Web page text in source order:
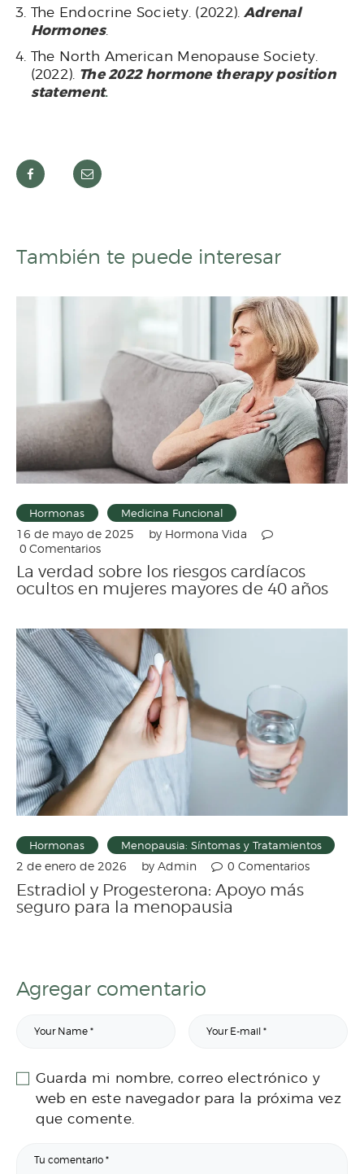
The Endocrine Society. (2022). Adrenal
Hormones.
The North American Menopause Society.
(2022). The 2022 hormone therapy position
statement.
También te puede interesar
Hormonas Medicina Funcional
16 de mayo de 2025 by Hormona Vida
0 Comentarios
La verdad sobre los riesgos cardíacos
ocultos en mujeres mayores de 40 años
Hormonas Menopausia: Síntomas y Tratamientos
2 de enero de 2026 by Admin 0 Comentarios
Estradiol y Progesterona: Apoyo más
seguro para la menopausia
Agregar comentario
Guarda mi nombre, correo electrónico y
web en este navegador para la próxima vez
que comente.